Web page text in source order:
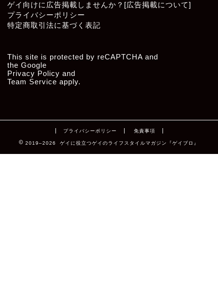
ゲイ向けに広告掲載しませんか？[広告掲載について]
プライバシーポリシー
特定商取引法に基づく表記
This site is protected by reCAPTCHA and
the Google
Privacy Policy and
Team Service apply.
プライバシーポリシー 免責事項
2019–2026 ゲイに役立つゲイのライフスタイルマガジン『ゲイブロ』